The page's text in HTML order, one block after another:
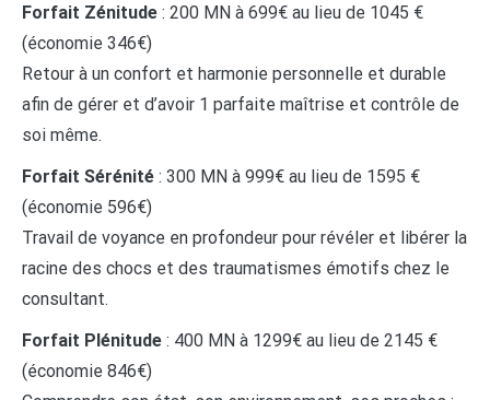
Forfait Zénitude : 200 MN à 699€ au lieu de 1045 €
(économie 346€)
Retour à un confort et harmonie personnelle et durable
afin de gérer et d’avoir 1 parfaite maîtrise et contrôle de
soi même.
Forfait Sérénité : 300 MN à 999€ au lieu de 1595 €
(économie 596€)
Travail de voyance en profondeur pour révéler et libérer la
racine des chocs et des traumatismes émotifs chez le
consultant.
Forfait Plénitude : 400 MN à 1299€ au lieu de 2145 €
(économie 846€)